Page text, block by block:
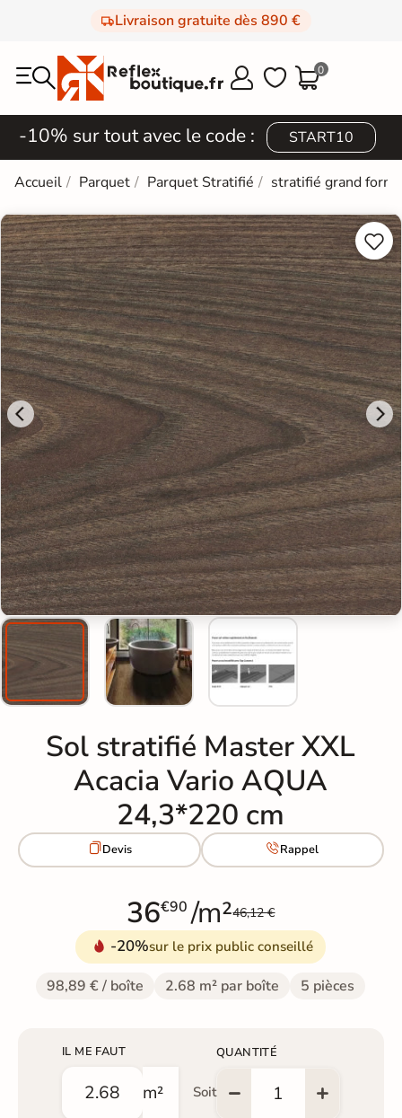
Livraison gratuite dès 890 €
  0
-10% sur tout avec le code : START10
Accueil Parquet Parquet Stratifié stratifié grand


Sol stratifié Master XXL
Acacia Vario AQUA
24,3*220 cm
Devis Rappel
36€90 /m²46,12 €
-20%sur le prix public conseillé
98,89 € / boîte 2.68 m² par boîte 5 pièces
IL ME FAUT
m² Soit
QUANTITÉ